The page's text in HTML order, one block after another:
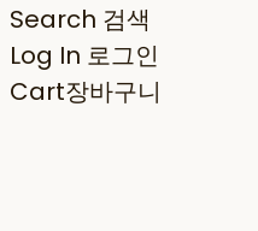
Search 검색
Log In 로그인
Cart장바구니